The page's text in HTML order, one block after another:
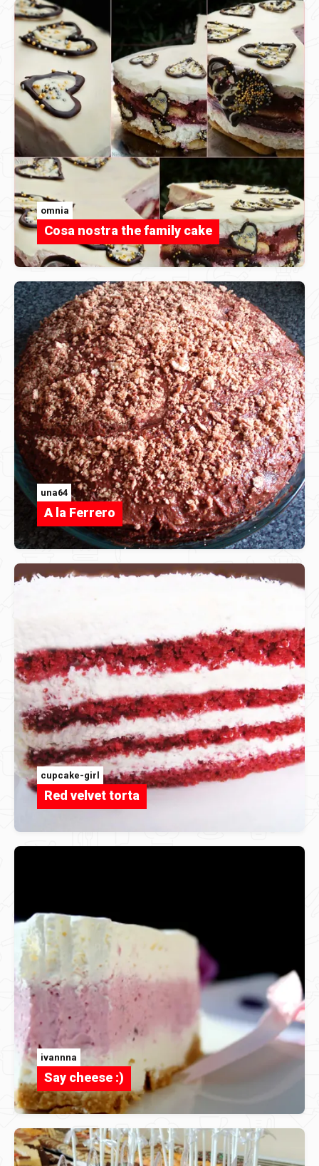
omnia
Cosa nostra the family cake
una64
A la Ferrero
cupcake-girl
Red velvet torta
ivannna
Say cheese :)